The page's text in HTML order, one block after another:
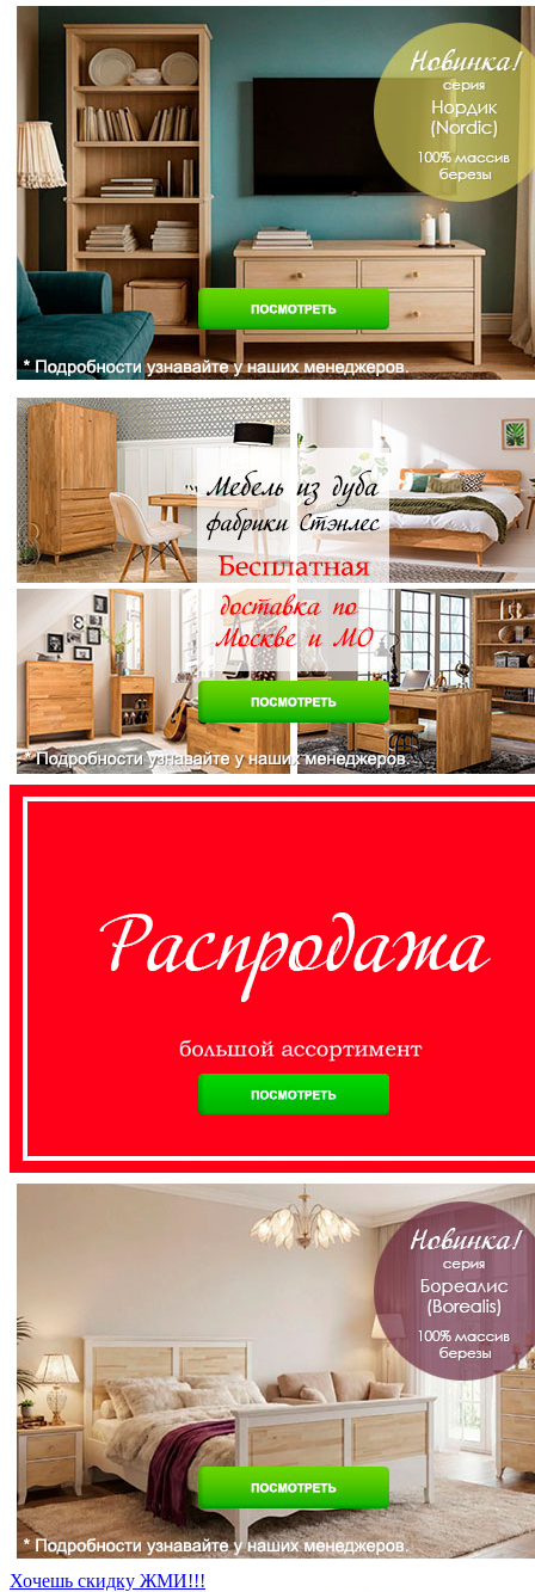
Хочешь скидку ЖМИ!!!